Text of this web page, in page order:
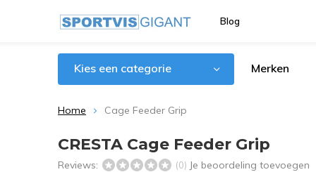
Blog
Kies een categorie Merken
Home Cage Feeder Grip
CRESTA Cage Feeder Grip
Reviews: (0) Je beoordeling toevoegen